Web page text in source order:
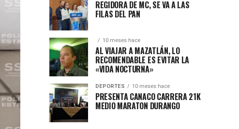
REGIDORA DE MC, SE VA A LAS
FILAS DEL PAN
10 meses hace
AL VIAJAR A MAZATLÁN, LO
RECOMENDABLE ES EVITAR LA
«VIDA NOCTURNA»
DEPORTES 10 meses hace
PRESENTA CANACO CARRERA 21K
MEDIO MARATON DURANGO